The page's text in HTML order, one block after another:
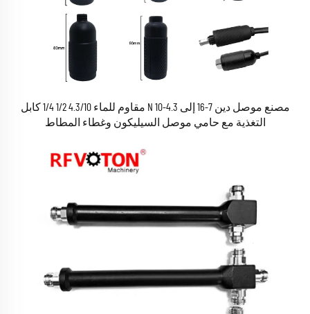
مصنع موصل دين 7-16 إلى 4.3-10 N مقاوم للماء 4.3/10 1/2 1/4 كابل
التغذية مع حامي موصل السيليكون وغطاء المطاط